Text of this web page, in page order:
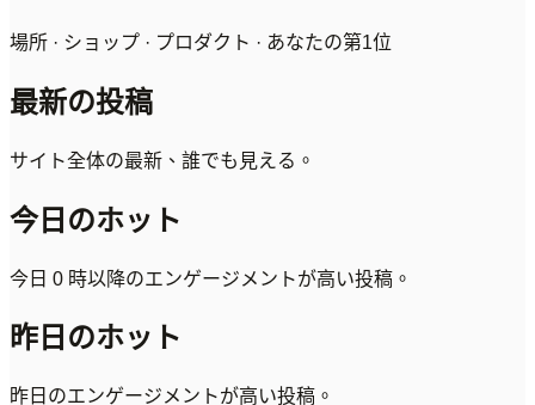
場所 · ショップ · プロダクト · あなたの第1位
最新の投稿
サイト全体の最新、誰でも見える。
今日のホット
今日 0 時以降のエンゲージメントが高い投稿。
昨日のホット
昨日のエンゲージメントが高い投稿。